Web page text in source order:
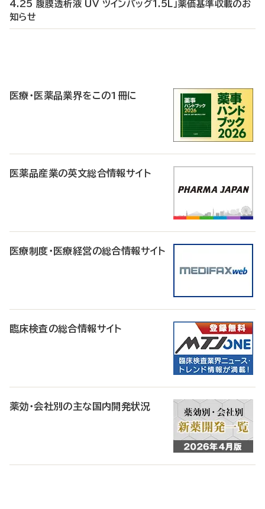
4.25 腹膜透析液 UV ツインバッグ1.5L」薬価基準収載のお
知らせ
医療・医薬品業界をこの1冊に
医薬品産業の英文総合情報サイト
医療制度・医療経営の総合情報サイト
臨床検査の総合情報サイト
薬効・会社別の主な国内開発状況